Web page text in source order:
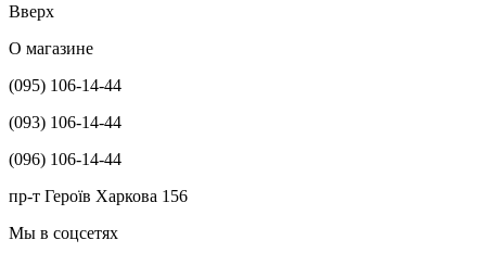
Вверх
О магазине
(095) 106-14-44
(093) 106-14-44
(096) 106-14-44
пр-т Героїв Харкова 156
Мы в соцсетях